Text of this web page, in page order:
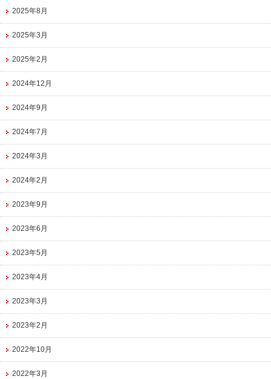
2025年8月
2025年3月
2025年2月
2024年12月
2024年9月
2024年7月
2024年3月
2024年2月
2023年9月
2023年6月
2023年5月
2023年4月
2023年3月
2023年2月
2022年10月
2022年3月